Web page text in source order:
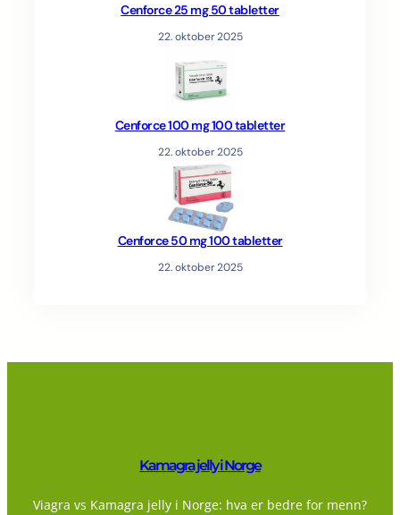
Cenforce 25 mg 50 tabletter
22. oktober 2025
Cenforce 100 mg 100 tabletter
22. oktober 2025
Cenforce 50 mg 100 tabletter
22. oktober 2025
Kamagra jelly i Norge
Viagra vs Kamagra jelly i Norge: hva er bedre for menn?